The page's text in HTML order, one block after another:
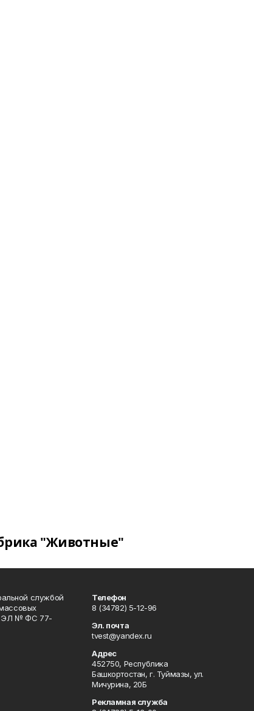
"Животные"
службой
ЭЛ № ФС 77-
Телефон
8 (34782) 5-12-96
Эл. почта
tvest@yandex.ru
Адрес
452750, Республика
Башкортостан, г. Туймазы, ул.
Мичурина, 20Б
Рекламная служба